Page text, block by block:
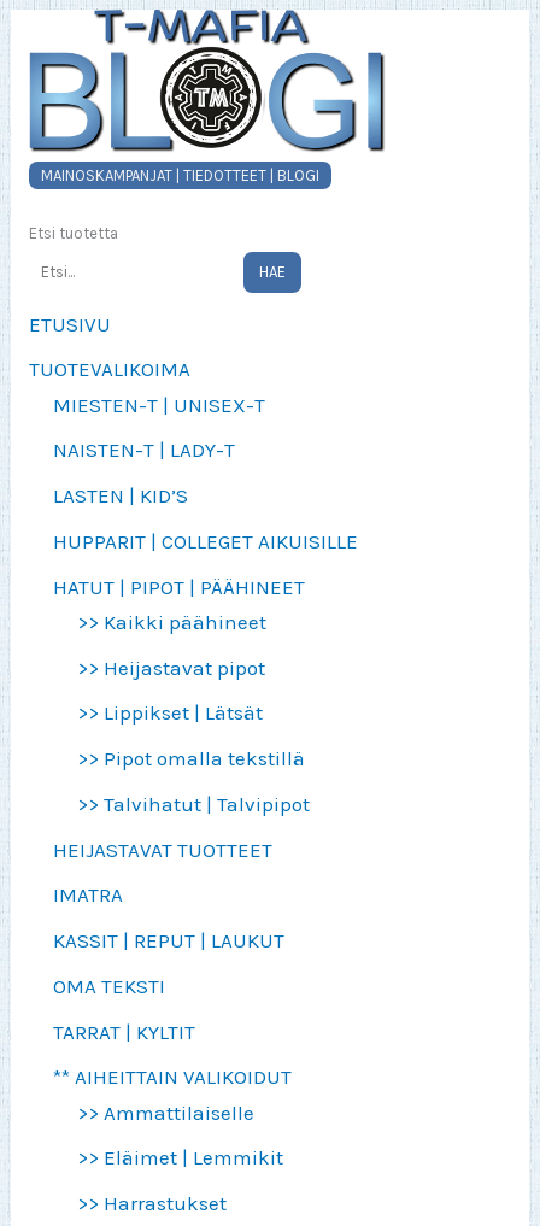
MAINOSKAMPANJAT | TIEDOTTEET | BLOGI
Etsi tuotetta
HAE
ETUSIVU
TUOTEVALIKOIMA
MIESTEN-T | UNISEX-T
NAISTEN-T | LADY-T
LASTEN | KID’S
HUPPARIT | COLLEGET AIKUISILLE
HATUT | PIPOT | PÄÄHINEET
>> Kaikki päähineet
>> Heijastavat pipot
>> Lippikset | Lätsät
>> Pipot omalla tekstillä
>> Talvihatut | Talvipipot
HEIJASTAVAT TUOTTEET
IMATRA
KASSIT | REPUT | LAUKUT
OMA TEKSTI
TARRAT | KYLTIT
** AIHEITTAIN VALIKOIDUT
>> Ammattilaiselle
>> Eläimet | Lemmikit
>> Harrastukset